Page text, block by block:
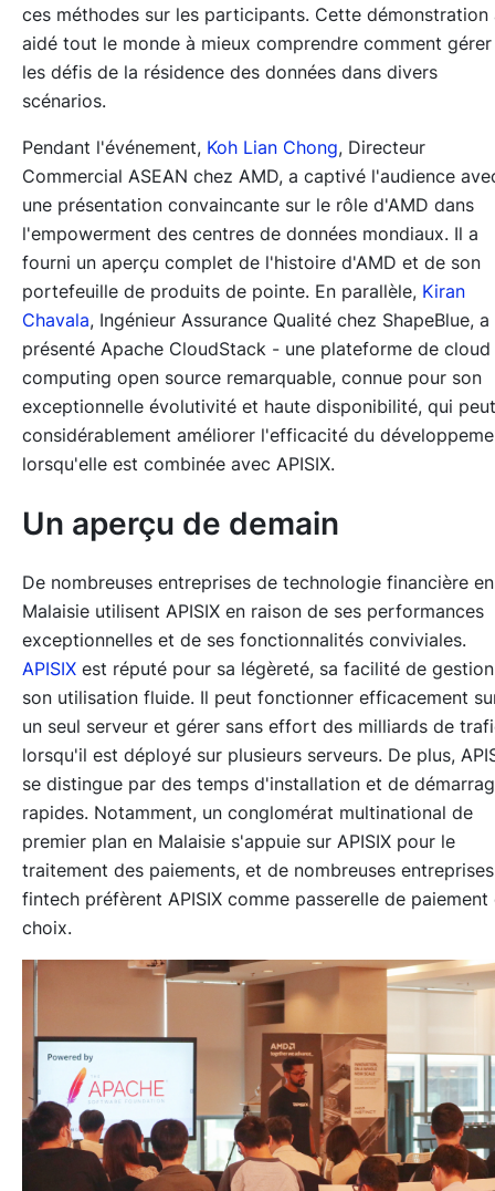
ces méthodes sur les participants. Cette démonstration
aidé tout le monde à mieux comprendre comment gérer
les défis de la résidence des données dans divers
scénarios.
Pendant l'événement, Koh Lian Chong, Directeur
Commercial ASEAN chez AMD, a captivé l'audience
une présentation convaincante sur le rôle d'AMD dans
l'empowerment des centres de données mondiaux. Il a
fourni un aperçu complet de l'histoire d'AMD et de son
portefeuille de produits de pointe. En parallèle, Kiran
Chavala, Ingénieur Assurance Qualité chez ShapeBlue, a
présenté Apache CloudStack - une plateforme de cloud
computing open source remarquable, connue pour son
exceptionnelle évolutivité et haute disponibilité, qui peut
considérablement améliorer l'efficacité du
lorsqu'elle est combinée avec APISIX.
Un aperçu de demain
De nombreuses entreprises de technologie financière en
Malaisie utilisent APISIX en raison de ses performances
exceptionnelles et de ses fonctionnalités conviviales.
APISIX est réputé pour sa légèreté, sa facilité de
son utilisation fluide. Il peut fonctionner efficacement
un seul serveur et gérer sans effort des milliards de
lorsqu'il est déployé sur plusieurs serveurs. De plus,
se distingue par des temps d'installation et de
rapides. Notamment, un conglomérat multinational de
premier plan en Malaisie s'appuie sur APISIX pour le
traitement des paiements, et de nombreuses entreprises
fintech préfèrent APISIX comme passerelle de paiement
choix.